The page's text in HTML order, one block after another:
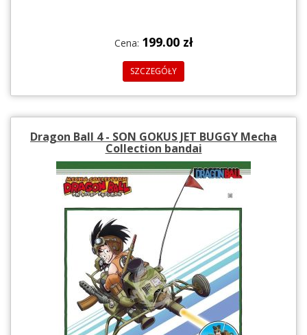
Cena: 199.00 zł
SZCZEGÓŁY
Dragon Ball 4 - SON GOKUS JET BUGGY Mecha
Collection bandai